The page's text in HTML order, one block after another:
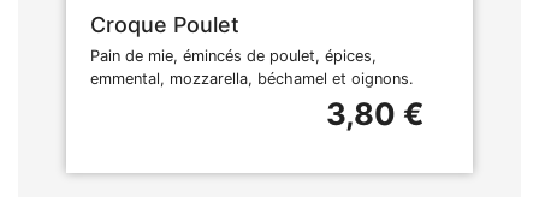
Croque Poulet
Pain de mie, émincés de poulet, épices,
emmental, mozzarella, béchamel et oignons.
3,80 €